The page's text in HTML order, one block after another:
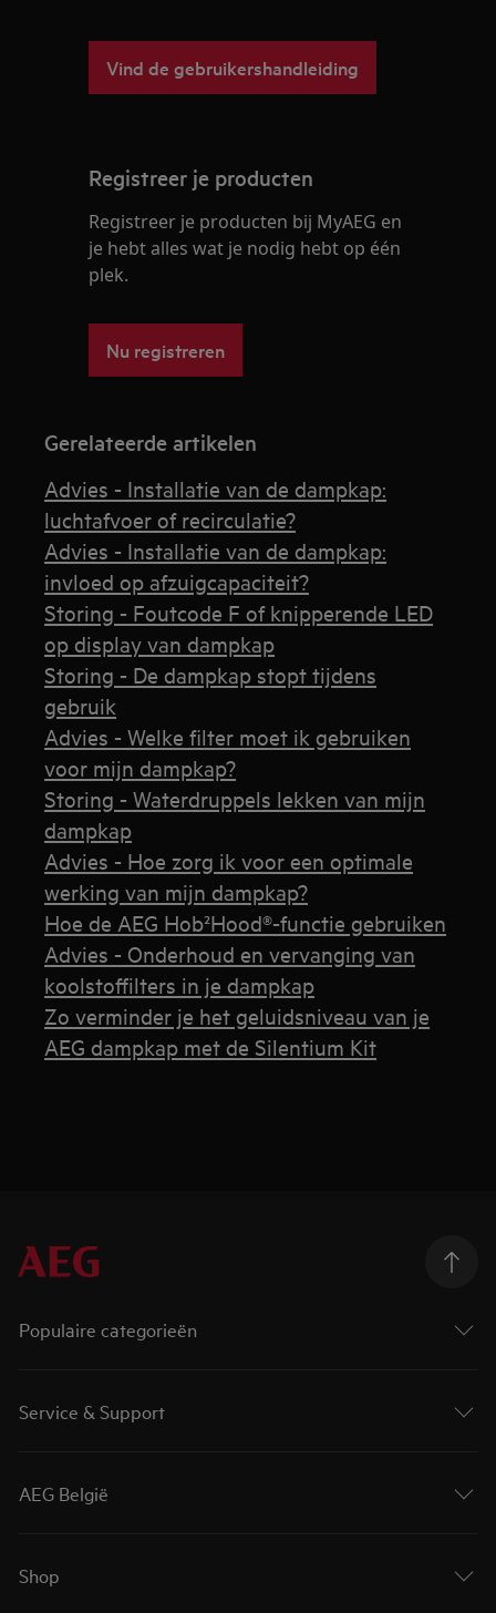
Vind de gebruikershandleiding
Registreer je producten
Registreer je producten bij MyAEG en
je hebt alles wat je nodig hebt op één
plek.
Nu registreren
Gerelateerde artikelen
Advies - Installatie van de dampkap:
luchtafvoer of recirculatie?
Advies - Installatie van de dampkap:
invloed op afzuigcapaciteit?
Storing - Foutcode F of knipperende LED
op display van dampkap
Storing - De dampkap stopt tijdens
gebruik
Advies - Welke filter moet ik gebruiken
voor mijn dampkap?
Storing - Waterdruppels lekken van mijn
dampkap
Advies - Hoe zorg ik voor een optimale
werking van mijn dampkap?
Hoe de AEG Hob²Hood®-functie gebruiken
Advies - Onderhoud en vervanging van
koolstoffilters in je dampkap
Zo verminder je het geluidsniveau van je
AEG dampkap met de Silentium Kit
Populaire categorieën
Service & Support
AEG België
Shop